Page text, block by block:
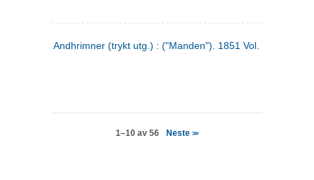
Andhrimner (trykt utg.) : ("Manden"). 1851 Vol. 1 Nr. 6
1–10 av 56 Neste>>